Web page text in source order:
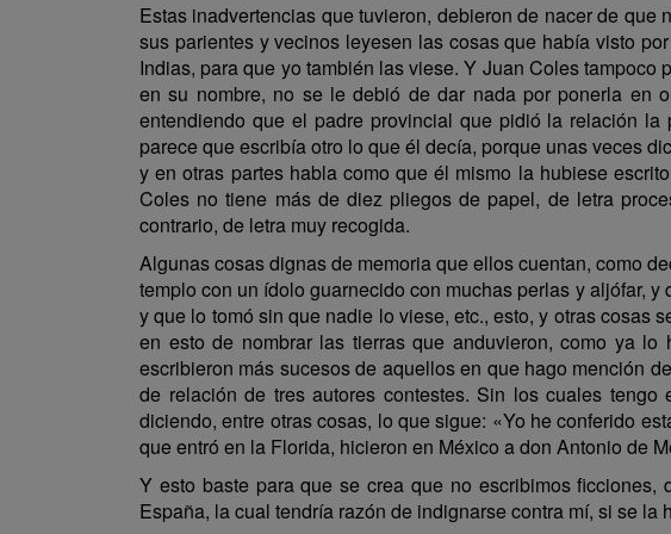
Estas inadvertencias que tuvieron, debieron de nacer de
sus parientes y vecinos leyesen las cosas que había visto
Indias, para que yo también las viese. Y Juan Coles
en su nombre, no se le debió de dar nada por ponerla en
entendiendo que el padre provincial que pidió la relación
parece que escribía otro lo que él decía, porque unas veces
y en otras partes habla como que él mismo la hubiese
Coles no tiene más de diez pliegos de papel, de letra
contrario, de letra muy recogida.
Algunas cosas dignas de memoria que ellos cuentan, como
templo con un ídolo guarnecido con muchas perlas y aljófar,
y que lo tomó sin que nadie lo viese, etc., esto, y otras cosas
en esto de nombrar las tierras que anduvieron, como ya
escribieron más sucesos de aquellos en que hago mención
de relación de tres autores contestes. Sin los cuales
diciendo, entre otras cosas, lo que sigue: «Yo he conferido
que entró en la Florida, hicieron en México a don Antonio de
Y esto baste para que se crea que no escribimos
España, la cual tendría razón de indignarse contra mí, si se la